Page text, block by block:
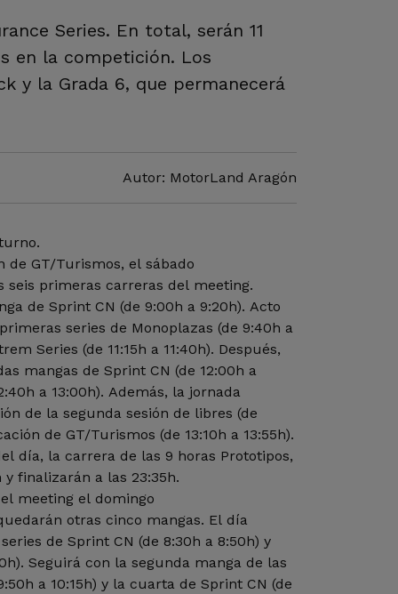
Series. En total, serán 11
en la competición. Los
y la Grada 6, que permanecerá
Autor: MotorLand Aragón
de GT/Turismos, el sábado
seis primeras carreras del meeting.
de Sprint CN (de 9:00h a 9:20h). Acto
series de Monoplazas (de 9:40h a
Series (de 11:15h a 11:40h). Después,
mangas de Sprint CN (de 12:00h a
a 13:00h). Además, la jornada
de la segunda sesión de libres (de
de GT/Turismos (de 13:10h a 13:55h).
día, la carrera de las 9 horas Prototipos,
finalizarán a las 23:35h.
meeting el domingo
otras cinco mangas. El día
de Sprint CN (de 8:30h a 8:50h) y
Seguirá con la segunda manga de las
a 10:15h) y la cuarta de Sprint CN (de